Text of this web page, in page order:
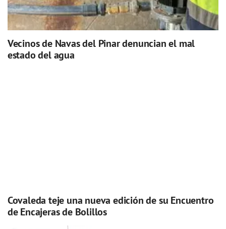
Vecinos de Navas del Pinar denuncian el mal
estado del agua
Covaleda teje una nueva edición de su Encuentro
de Encajeras de Bolillos